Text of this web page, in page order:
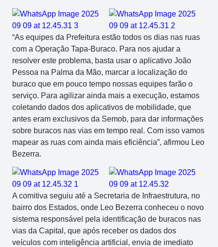
“As equipes da Prefeitura estão todos os dias nas ruas
com a Operação Tapa-Buraco. Para nos ajudar a
resolver este problema, basta usar o aplicativo João
Pessoa na Palma da Mão, marcar a localização do
buraco que em pouco tempo nossas equipes farão o
serviço. Para agilizar ainda mais a execução, estamos
coletando dados dos aplicativos de mobilidade, que
antes eram exclusivos da Semob, para dar informações
sobre buracos nas vias em tempo real. Com isso vamos
mapear as ruas com ainda mais eficiência”, afirmou Leo
Bezerra.
A comitiva seguiu até a Secretaria de Infraestrutura, no
bairro dos Estados, onde Leo Bezerra conheceu o novo
sistema responsável pela identificação de buracos nas
vias da Capital, que após receber os dados dos
veículos com inteligência artificial, envia de imediato